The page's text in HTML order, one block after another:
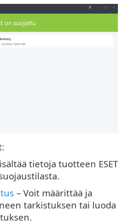
tietoja tuotteen ESET
– Voit määrittää ja
tarkistuksen tai luoda